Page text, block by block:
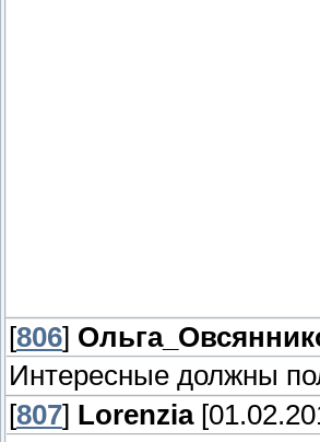
[806]
Интересные должны
[807] Lorenzia